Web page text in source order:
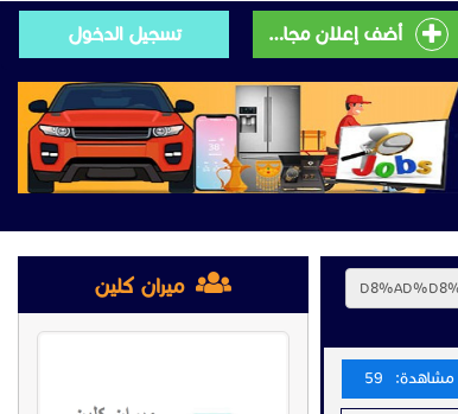
أضف إعلان مجانى تسجيل الدخول
مشاهدة: 59
ميران كلين